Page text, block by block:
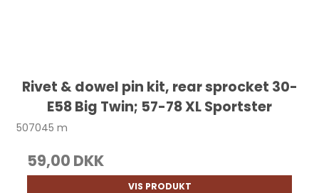
Rivet & dowel pin kit, rear sprocket 30-
E58 Big Twin; 57-78 XL Sportster
507045 m
59,00 DKK
VIS PRODUKT